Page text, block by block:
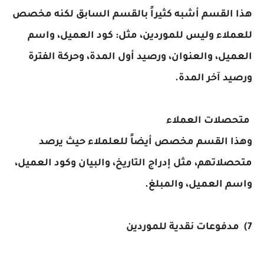
هذا القسم أشبه كثيراً بالقسم السابق لكنه مخصص
للعملاء وليس للموردين، مثل: كود العميل، واسم
العميل، والعنوان، ورصيد أول المدة، وحركة الفترة
ورصيد آخر المدة.
متحصلات العملاء
وهذا القسم مخصص أيضاً للعلملاء حيث يرصد
متحصلاتهم، مثل إدراج التاريخ، والبيان وكود العميل،
واسم العميل، والمبلغ.
7) مدفوعات نقدية للموردين